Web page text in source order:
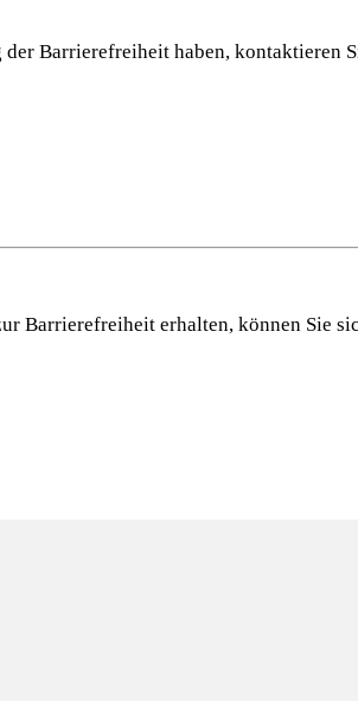
Barrierefreiheit haben, kontaktieren
Barrierefreiheit erhalten, können Sie